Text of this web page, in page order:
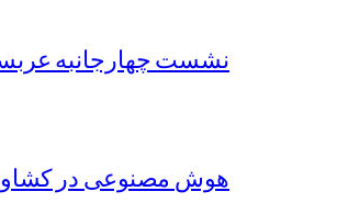
نشست چهارجانبه
هوش مصنوعی در